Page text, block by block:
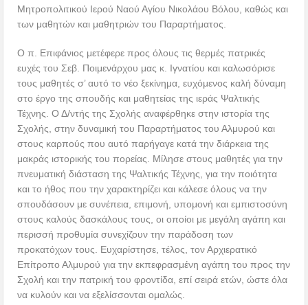
Μητροπολιτικού Ιερού Ναού Αγίου Νικολάου Βόλου, καθώς και
των μαθητών και μαθητριών του Παραρτήματος.
Ο π. Επιφάνιος μετέφερε προς όλους τις θερμές πατρικές
ευχές του Σεβ. Ποιμενάρχου μας κ. Ιγνατίου και καλωσόρισε
τους μαθητές σ’ αυτό το νέο ξεκίνημα, ευχόμενος καλή δύναμη
στο έργο της σπουδής και μαθητείας της ιεράς Ψαλτικής
Τέχνης. Ο Δ/ντής της Σχολής αναφέρθηκε στην ιστορία της
Σχολής, στην δυναμική του Παραρτήματος του Αλμυρού και
στους καρπούς που αυτό παρήγαγε κατά την διάρκεια της
μακράς ιστορικής του πορείας. Μίλησε στους μαθητές για την
πνευματική διάσταση της Ψαλτικής Τέχνης, για την ποιότητα
και το ήθος που την χαρακτηρίζει και κάλεσε όλους να την
σπουδάσουν με συνέπεια, επιμονή, υπομονή και εμπιστοσύνη
στους καλούς δασκάλους τους, οι οποίοι με μεγάλη αγάπη και
περισσή προθυμία συνεχίζουν την παράδοση των
προκατόχων τους. Ευχαρίστησε, τέλος, τον Αρχιερατικό
Επίτροπο Αλμυρού για την εκπεφρασμένη αγάπη του προς την
Σχολή και την πατρική του φροντίδα, επί σειρά ετών, ώστε όλα
να κυλούν και να εξελίσσονται ομαλώς.